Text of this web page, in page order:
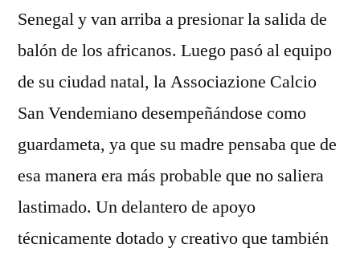
Senegal y van arriba a presionar la salida de
balón de los africanos. Luego pasó al equipo
de su ciudad natal, la Associazione Calcio
San Vendemiano desempeñándose como
guardameta, ya que su madre pensaba que de
esa manera era más probable que no saliera
lastimado. Un delantero de apoyo
técnicamente dotado y creativo que también